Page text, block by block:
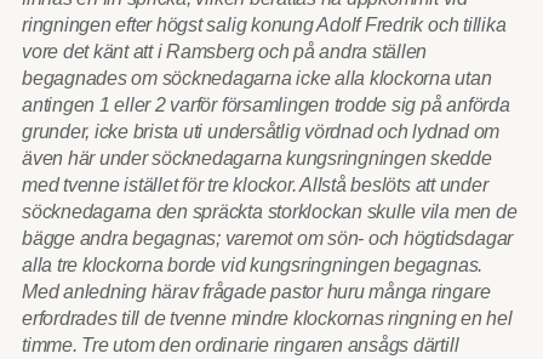
ringningen efter högst salig konung Adolf Fredrik och tillika
vore det känt att i Ramsberg och på andra ställen
begagnades om söcknedagarna icke alla klockorna utan
antingen 1 eller 2 varför församlingen trodde sig på anförda
grunder, icke brista uti undersåtlig vördnad och lydnad om
även här under söcknedagarna kungsringningen skedde
med tvenne istället för tre klockor. Allstå beslöts att under
söcknedagarna den spräckta storklockan skulle vila men de
bägge andra begagnas; varemot om sön- och högtidsdagar
alla tre klockorna borde vid kungsringningen begagnas.
Med anledning härav frågade pastor huru många ringare
erfordrades till de tvenne mindre klockornas ringning en hel
timme. Tre utom den ordinarie ringaren ansågs därtill